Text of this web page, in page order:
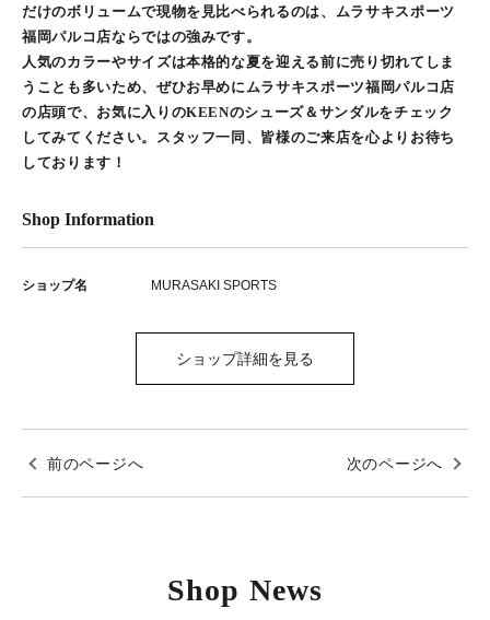
だけのボリュームで現物を見比べられるのは、ムラサキスポーツ
福岡パルコ店ならではの強みです。
人気のカラーやサイズは本格的な夏を迎える前に売り切れてしま
うことも多いため、ぜひお早めにムラサキスポーツ福岡パルコ店
の店頭で、お気に入りのKEENのシューズ＆サンダルをチェック
してみてください。スタッフ一同、皆様のご来店を心よりお待ち
しております！
Shop Information
ショップ名 MURASAKI SPORTS
ショップ詳細を見る
前のページへ 次のページへ
Shop News